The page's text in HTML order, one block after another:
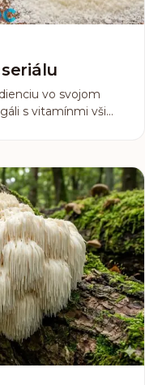
vo svojom
s vitamínmi všimli